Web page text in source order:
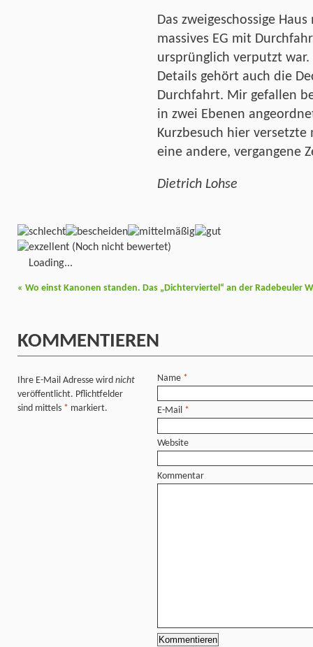
Das zweigeschossige
massives EG mit
ursprünglich verputzt
Details gehört auch die
Durchfahrt. Mir gefallen
in zwei Ebenen
Kurzbesuch hier
eine andere, vergangene
Dietrich Lohse
(Noch nicht bewertet)
Loading...
« Wo einst Kanonen standen. Das „Dichterviertel“ an der Radebeuler
KOMMENTIEREN
Ihre E-Mail Adresse wird nicht
veröffentlicht. Pflichtfelder
sind mittels * markiert.
Name *
E-Mail *
Website
Kommentar